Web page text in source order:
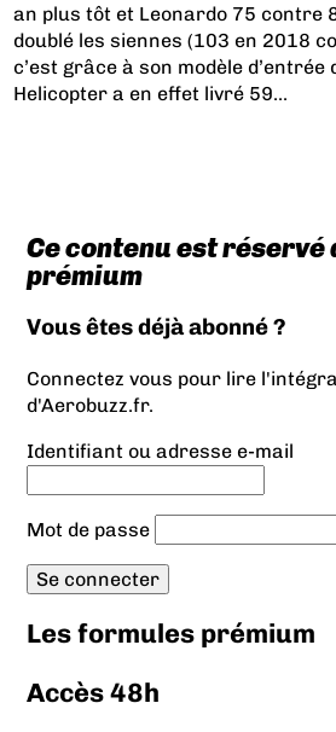
an plus tôt et Leonardo 75 contre
doublé les siennes (103 en 2018
c’est grâce à son modèle d’entrée
Helicopter a en effet livré 59...
Ce contenu est réservé
prémium
Vous êtes déjà abonné ?
Connectez vous pour lire
d'Aerobuzz.fr.
Identifiant ou adresse e-mail
Mot de passe
Les formules prémium
Accès 48h